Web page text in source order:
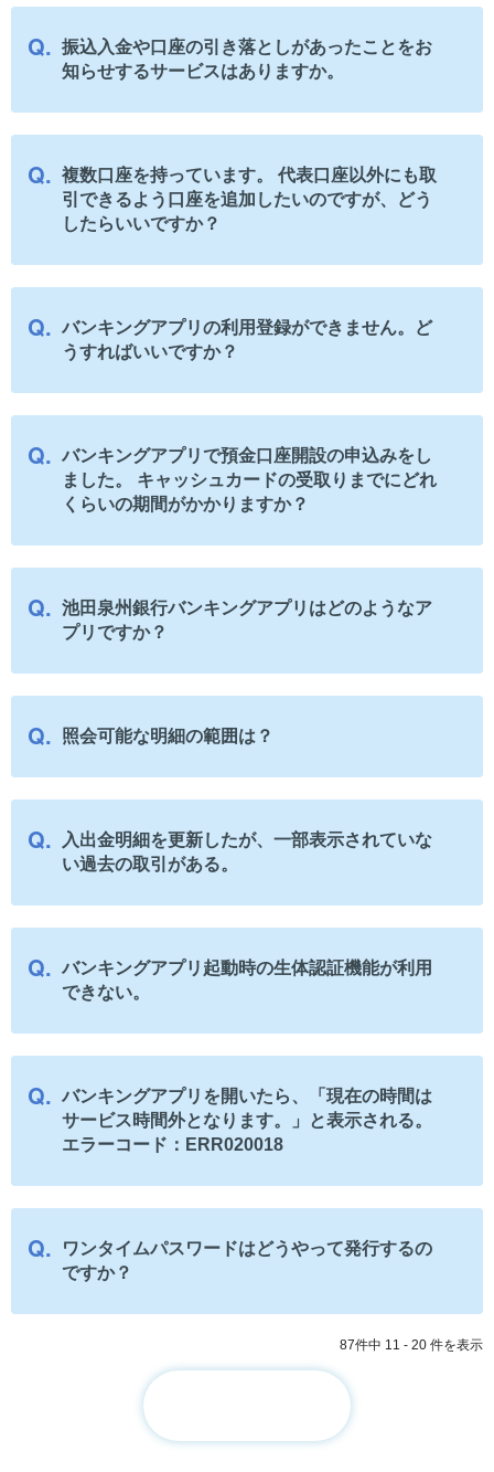
振込入金や口座の引き落としがあったことをお
知らせするサービスはありますか。
複数口座を持っています。 代表口座以外にも取
引できるよう口座を追加したいのですが、どう
したらいいですか？
バンキングアプリの利用登録ができません。ど
うすればいいですか？
バンキングアプリで預金口座開設の申込みをし
ました。 キャッシュカードの受取りまでにどれ
くらいの期間がかかりますか？
池田泉州銀行バンキングアプリはどのようなア
プリですか？
照会可能な明細の範囲は？
入出金明細を更新したが、一部表示されていな
い過去の取引がある。
バンキングアプリ起動時の生体認証機能が利用
できない。
バンキングアプリを開いたら、「現在の時間は
サービス時間外となります。」と表示される。
エラーコード：ERR020018
ワンタイムパスワードはどうやって発行するの
ですか？
87件中 11 - 20 件を表示